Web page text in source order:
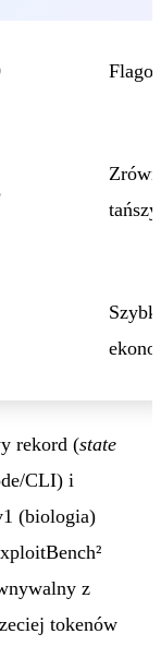
rekord (state
CLI) i
(biologia)
z
tokenów